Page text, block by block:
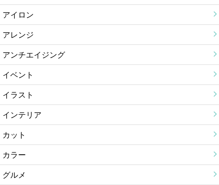
アイロン
アレンジ
アンチエイジング
イベント
イラスト
インテリア
カット
カラー
グルメ